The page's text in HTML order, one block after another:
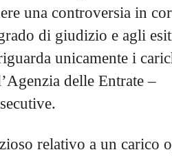
una controversia in
di giudizio e agli
unicamente i
delle Entrate –
relativo a un carico